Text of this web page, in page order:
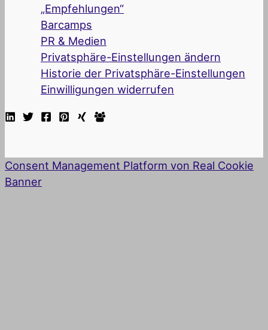
„Empfehlungen“
Barcamps
PR & Medien
Privatsphäre-Einstellungen ändern
Historie der Privatsphäre-Einstellungen
Einwilligungen widerrufen
Consent Management Platform von Real Cookie
Banner